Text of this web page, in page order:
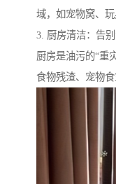
域，如宠物窝、玩
3. 厨房清洁：告
厨房是油污的“重
食物残渣、宠物食